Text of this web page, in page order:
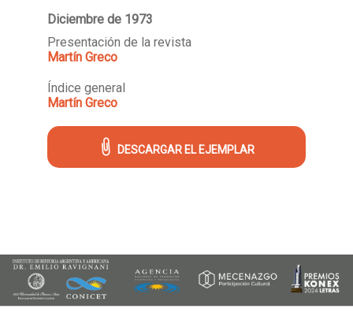
Diciembre de 1973
Presentación de la revista
Martín Greco
Índice general
Martín Greco
DESCARGAR EL EJEMPLAR